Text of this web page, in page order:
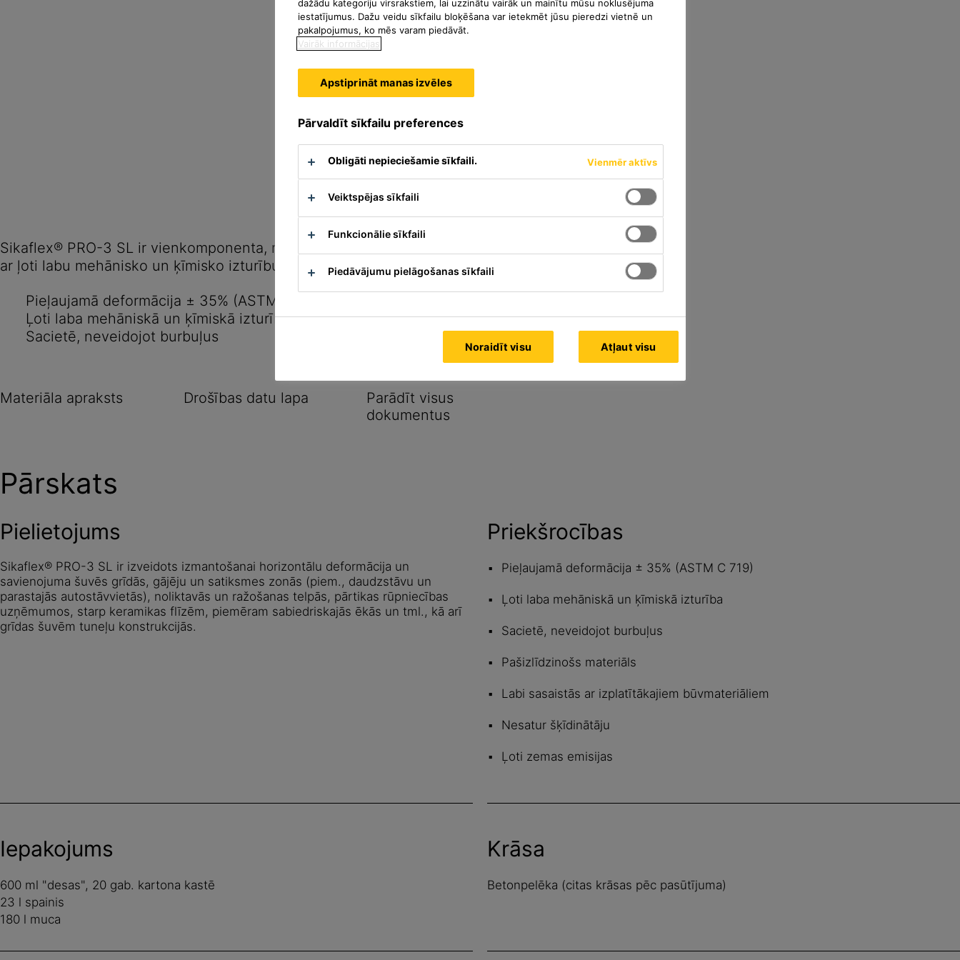
Sikaflex® PRO-3 SL ir vienkomponenta, mitrumā sacietējošs elastīgs hemētiķis
ar ļoti labu mehānisko un ķīmisko izturību.
Pieļaujamā deformācija ± 35% (ASTM C 719)
Ļoti laba mehāniskā un ķīmiskā izturība
Sacietē, neveidojot burbuļus
Materiāla apraksts Drošības datu lapa
Parādīt visus
dokumentus
Pārskats
Pielietojums
Sikaflex® PRO-3 SL ir izveidots izmantošanai horizontālu deformācija un
savienojuma šuvēs grīdās, gājēju un satiksmes zonās (piem., daudzstāvu un
parastajās autostāvvietās), noliktavās un ražošanas telpās, pārtikas rūpniecības
uzņēmumos, starp keramikas flīzēm, piemēram sabiedriskajās ēkās un tml., kā arī
grīdas šuvēm tuneļu konstrukcijās.
Priekšrocības
Pieļaujamā deformācija ± 35% (ASTM C 719)
Ļoti laba mehāniskā un ķīmiskā izturība
Sacietē, neveidojot burbuļus
Pašizlīdzinošs materiāls
Labi sasaistās ar izplatītākajiem būvmateriāliem
Nesatur šķīdinātāju
Ļoti zemas emisijas
Iepakojums
600 ml "desas", 20 gab. kartona kastē
23 l spainis
180 l muca
Krāsa
Betonpelēka (citas krāsas pēc pasūtījuma)
dažādu kategoriju virsrakstiem, lai uzzinātu vairāk un mainītu mūsu noklusējuma
iestatījumus. Dažu veidu sīkfailu bloķēšana var ietekmēt jūsu pieredzi vietnē un
pakalpojumus, ko mēs varam piedāvāt.
Vairāk informācijas
Apstiprināt manas izvēles
Pārvaldīt sīkfailu preferences
Obligāti nepieciešamie sīkfaili. Vienmēr aktīvs
Veiktspējas sīkfaili
Funkcionālie sīkfaili
Piedāvājumu pielāgošanas sīkfaili
Noraidīt visu Atļaut visu